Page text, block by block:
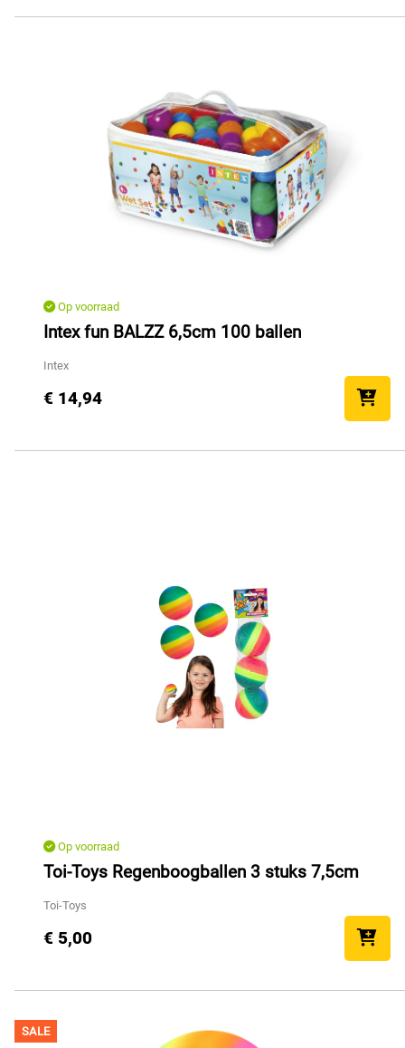
Op voorraad
Intex fun BALZZ 6,5cm 100 ballen
Intex
€ 14,94
Op voorraad
Toi-Toys Regenboogballen 3 stuks 7,5cm
Toi-Toys
€ 5,00
SALE